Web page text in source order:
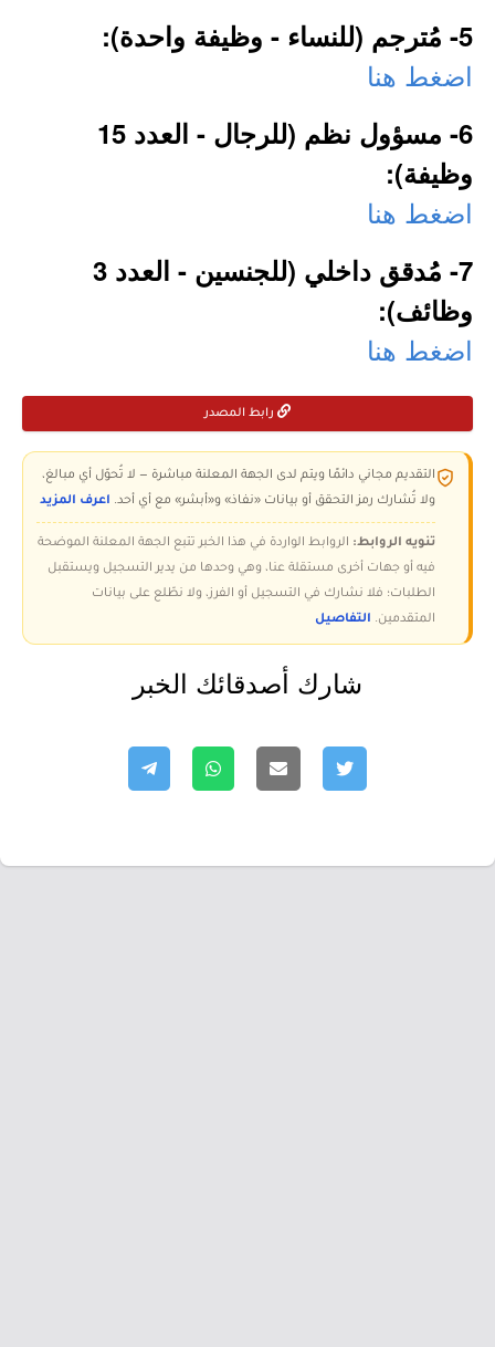
5- مُترجم (للنساء - وظيفة واحدة):
اضغط هنا
6- مسؤول نظم (للرجال - العدد 15
وظيفة):
اضغط هنا
7- مُدقق داخلي (للجنسين - العدد 3
وظائف):
اضغط هنا
رابط المصدر
التقديم مجاني دائمًا ويتم لدى الجهة المعلنة مباشرة — لا تُحوّل أي مبالغ،
ولا تُشارك رمز التحقق أو بيانات «نفاذ» و«أبشر» مع أي أحد. اعرف المزيد
تنويه الروابط: الروابط الواردة في هذا الخبر تتبع الجهة المعلنة الموضحة
فيه أو جهات أخرى مستقلة عنا، وهي وحدها من يدير التسجيل ويستقبل
الطلبات؛ فلا نشارك في التسجيل أو الفرز، ولا نطّلع على بيانات
المتقدمين. التفاصيل
شارك أصدقائك الخبر